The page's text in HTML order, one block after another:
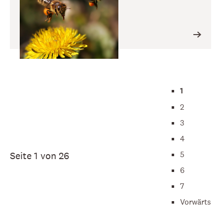
Seite 1 von 26
1
2
3
4
5
6
7
Vorwärts